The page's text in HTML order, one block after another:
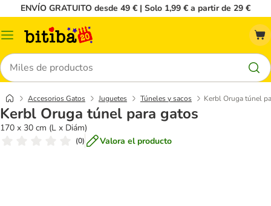
ENVÍO GRATUITO desde 49 € | Solo 1,99 € a partir de 29 €
Menú
Buscar
Accesorios Gatos Juguetes Túneles y sacos Kerbl Oruga túnel
Kerbl Oruga túnel para gatos
170 x 30 cm (L x Diám)
(0) Valora el producto